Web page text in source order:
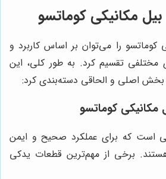
بیل مکانیکی کوماتسو
کوماتسو را می‌توان بر اساس کاربرد و
مختلفی تقسیم کرد. به طور کلی، این
بخش اصلی و الحاقی دسته‌بندی کرد:
مکانیکی کوماتسو
است که برای عملکرد صحیح و ایمن
برخی از مهم‌ترین قطعات یدکی